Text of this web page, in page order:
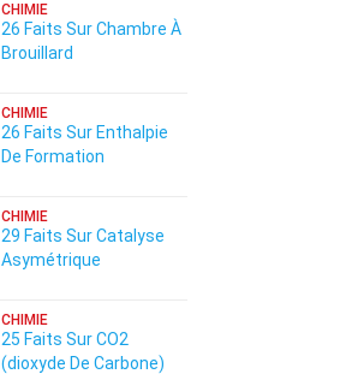
CHIMIE
26 Faits Sur Chambre À
Brouillard
CHIMIE
26 Faits Sur Enthalpie
De Formation
CHIMIE
29 Faits Sur Catalyse
Asymétrique
CHIMIE
25 Faits Sur CO2
(dioxyde De Carbone)